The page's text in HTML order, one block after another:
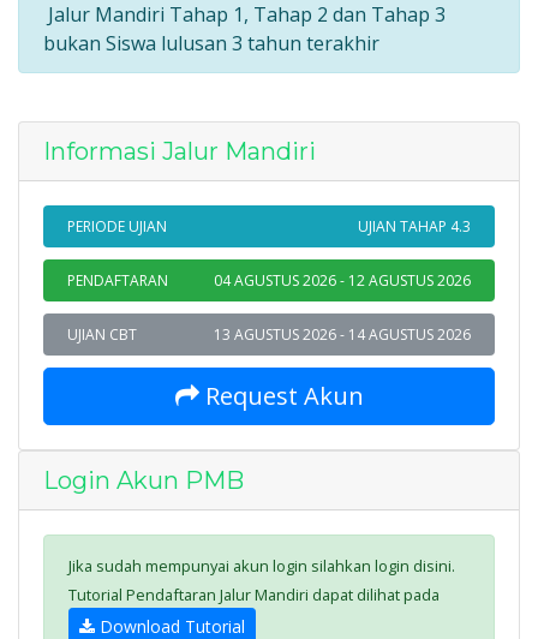
Jalur Mandiri Tahap 1, Tahap 2 dan Tahap 3
bukan Siswa lulusan 3 tahun terakhir
Informasi Jalur Mandiri
PERIODE UJIAN UJIAN TAHAP 4.3
PENDAFTARAN 04 AGUSTUS 2026 - 12 AGUSTUS 2026
UJIAN CBT 13 AGUSTUS 2026 - 14 AGUSTUS 2026
Request Akun
Login Akun PMB
Jika sudah mempunyai akun login silahkan login disini.
Tutorial Pendaftaran Jalur Mandiri dapat dilihat pada
Download Tutorial